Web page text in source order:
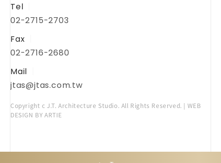
Tel
02-2715-2703
Fax
02-2716-2680
Mail
jtas@jtas.com.tw
Copyright c J.T. Architecture Studio. All Rights Reserved. | WEB
DESIGN BY ARTIE